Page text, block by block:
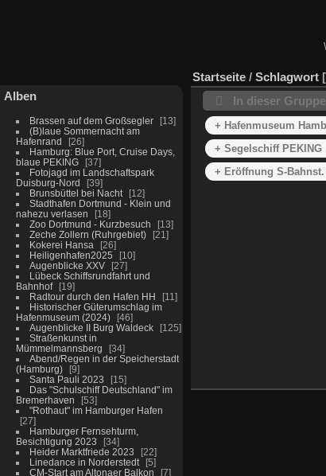
Alben
Brassen auf dem Großsegler
13
(B)laue Sommernacht am
Hafenrand
26
Hamburg: Blue Port, Cruise Days,
blaue PEKING
37
Fotojagd im Landschaftspark
Duisburg-Nord
39
Brunsbüttel bei Nacht
12
Stadthafen Dortmund - Klein und
nahezu verlasen
18
Zoo Dortmund - Kurzbesuch
13
Zeche Zollern (Ruhrgebiet)
21
Kokerei Hansa
26
Heiligenhafen2025
10
Augenblicke XXV
27
Lübeck Schiffsrundfahrt und
Bahnhof
19
Radtour durch den Hafen HH
11
Historischer Güterumschlag im
Hafenmuseum (2024)
46
Augenblicke II Burg Waldeck
125
Straßenkunst in
Mümmelmannsberg
34
Abend/Regen in der Speicherstadt
(Hamburg)
9
Santa Pauli 2023
15
Das "Schulschiff Deutschland" im
Bremerhaven
53
"Rothaut" im Hamburger Hafen
27
Hamburger Fernsehturm,
Besichtigung 2023
34
Heider Marktfriede 2023
22
Linedance in Norderstedt
5
CM-Start am Altonaer Balkon
7
Startseite / Schlagwort
In dieser
+ Hafenmuseum
+ Segelschiff PEKING
+ Eröffnung S-